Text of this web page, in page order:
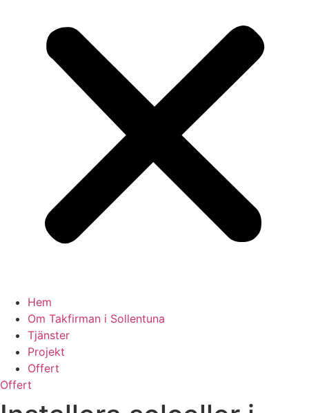
Hem
Om Takfirman i Sollentuna
Tjänster
Projekt
Offert
Offert